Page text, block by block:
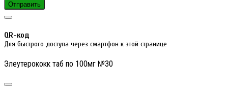
Отправить
QR-код
Для быстрого доступа через смартфон к этой странице
Элеутерококк таб по 100мг №30